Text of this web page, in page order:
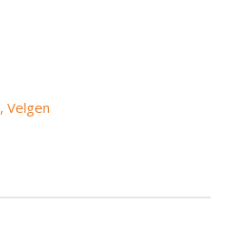
,Velgen